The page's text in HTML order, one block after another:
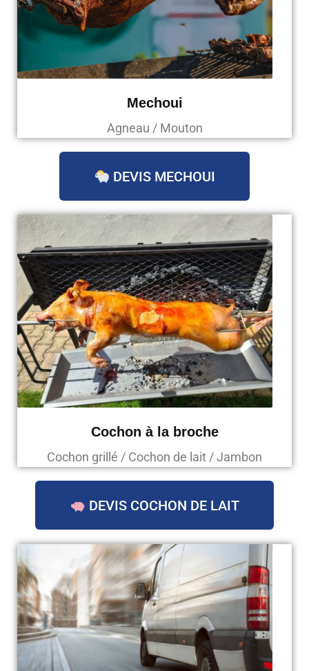
Mechoui
Agneau / Mouton
DEVIS MECHOUI
Cochon à la broche
Cochon grillé / Cochon de lait / Jambon
DEVIS COCHON DE LAIT